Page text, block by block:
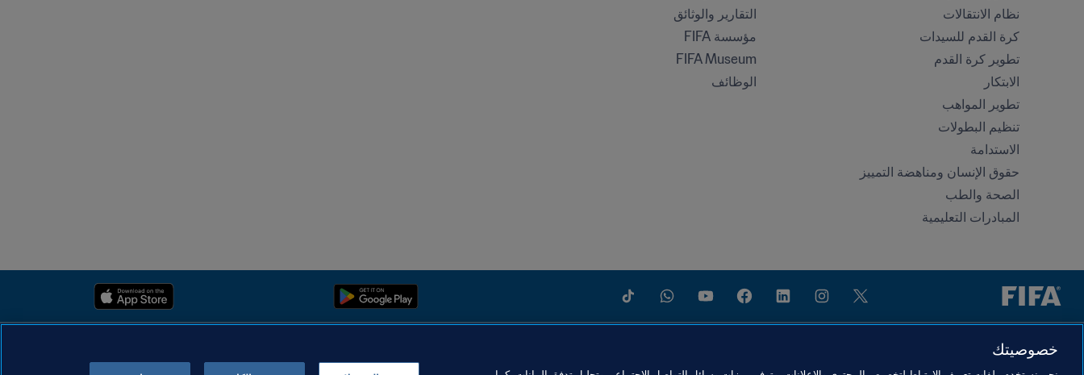
نظام الانتقالات
كرة القدم للسيدات
تطوير كرة القدم
الابتكار
تطوير المواهب
تنظيم البطولات
الاستدامة
حقوق الإنسان ومناهضة التمييز
الصحة والطب
المبادرات التعليمية
التقارير والوثائق
مؤسسة FIFA
FIFA Museum
الوظائف
خصوصيتك